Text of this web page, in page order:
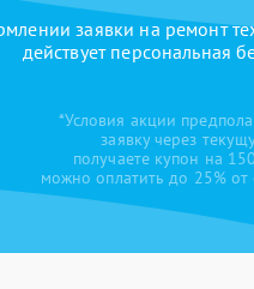
заявки на ремонт
действует персональная
*Условия акции
заявку через
получаете купон на
можно оплатить до 25% от